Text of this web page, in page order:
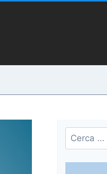
Ricerca
per: